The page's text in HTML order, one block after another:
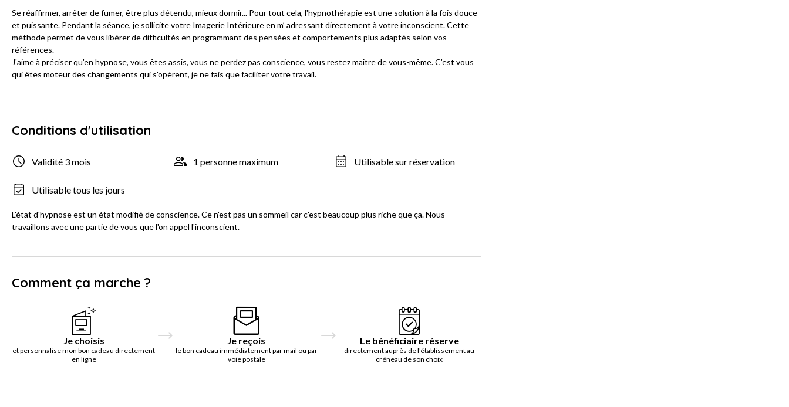
Se réaffirmer, arrêter de fumer, être plus détendu, mieux dormir... Pour tout cela, l'hypnothérapie est une solution à la fois douce
et puissante. Pendant la séance, je sollicite votre Imagerie Intérieure en m’ adressant directement à votre inconscient. Cette
méthode permet de vous libérer de difficultés en programmant des pensées et comportements plus adaptés selon vos
références.
J'aime à préciser qu'en hypnose, vous êtes assis, vous ne perdez pas conscience, vous restez maître de vous-même. C'est vous
qui êtes moteur des changements qui s'opèrent, je ne fais que faciliter votre travail.
Conditions d'utilisation
Validité 3 mois 1 personne maximum Utilisable sur réservation
Utilisable tous les jours
L'état d'hypnose est un état modifié de conscience. Ce n'est pas un sommeil car c'est beaucoup plus riche que ça. Nous
travaillons avec une partie de vous que l'on appel l'inconscient.
Comment ça marche ?
Je choisis
et personnalise mon bon cadeau directement
en ligne
Je reçois
le bon cadeau immédiatement par mail ou par
voie postale
Le bénéficiaire réserve
directement auprès de l'établissement au
créneau de son choix